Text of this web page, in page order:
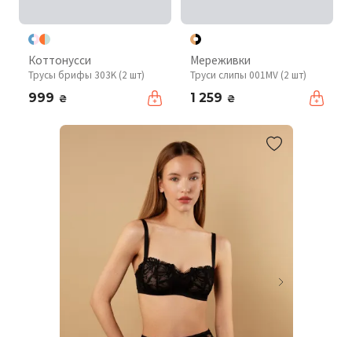
Коттонусси
Трусы брифы 303K (2 шт)
999 ₴
Мереживки
Труси слипы 001MV (2 шт)
1 259 ₴